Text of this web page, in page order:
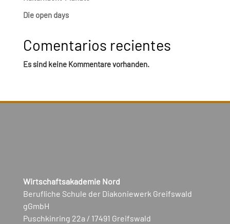
Die open days
Comentarios recientes
Es sind keine Kommentare vorhanden.
Wirtschaftsakademie Nord
Berufliche Schule der Diakoniewerk Greifswald
gGmbH
Puschkinring 22a / 17491 Greifswald